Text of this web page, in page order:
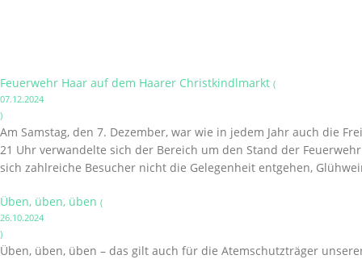
Feuerwehr Haar auf dem Haarer Christkindlmarkt (
07.12.2024
)
Am Samstag, den 7. Dezember, war wie in jedem Jahr auch die
21 Uhr verwandelte sich der Bereich um den Stand der
sich zahlreiche Besucher nicht die Gelegenheit entgehen,
Üben, üben, üben (
26.10.2024
)
Üben, üben, üben – das gilt auch für die Atemschutzträger